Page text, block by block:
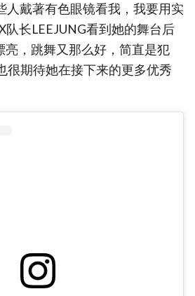
人戴著有色眼镜看我，我要用实
队长LEEJUNG看到她的舞台后
亮，跳舞又那么好，简直是犯
很期待她在接下来的更多优秀